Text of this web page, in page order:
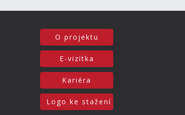
O projektu
E-vizitka
Kariéra
Logo ke stažení